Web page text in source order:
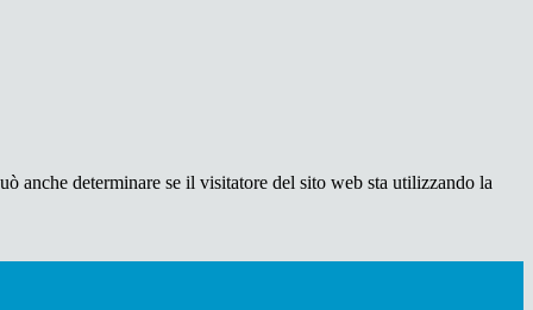
anche determinare se il visitatore del sito web sta utilizzando la